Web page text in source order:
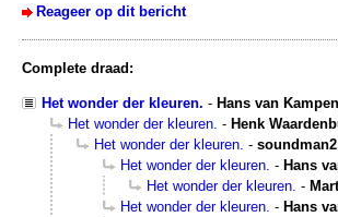
Reageer op dit bericht
Complete draad:
Het wonder der kleuren. - Hans van Kampen
Het wonder der kleuren. - Henk
Het wonder der kleuren. - soundman2
Het wonder der kleuren. - Hans
Het wonder der kleuren. -
Het wonder der kleuren. - Hans